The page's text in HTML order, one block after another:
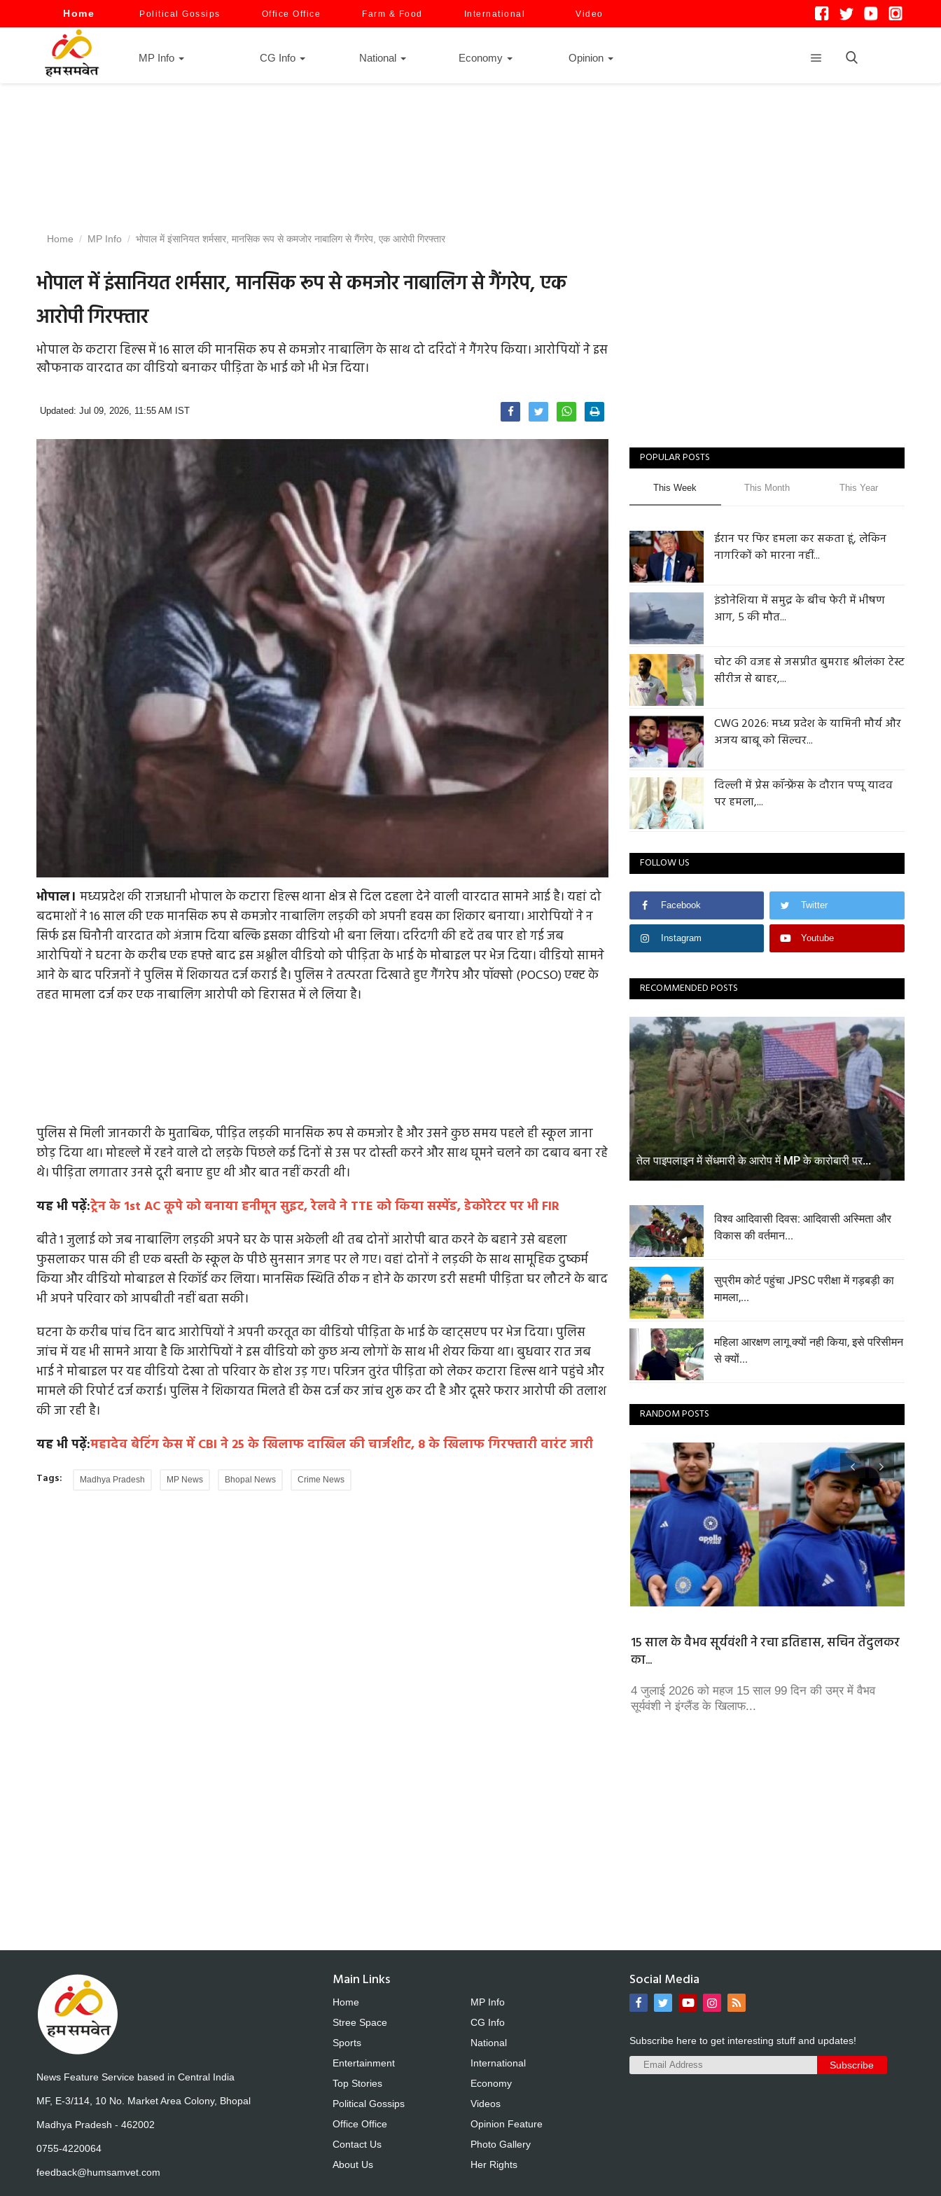
Home Political Gossips Office Office Farm & Food International Video
MP Info CG Info National Economy Opinion
Home MP Info भोपाल में इंसानियत शर्मसार, मानसिक रूप से कमजोर नाबालिग से गैंगरेप, एक आरोपी गिरफ्तार
भोपाल में इंसानियत शर्मसार, मानसिक रूप से कमजोर नाबालिग से गैंगरेप, एक
आरोपी गिरफ्तार
भोपाल के कटारा हिल्स में 16 साल की मानसिक रूप से कमजोर नाबालिग के साथ दो दरिंदों ने गैंगरेप किया। आरोपियों ने इस
खौफनाक वारदात का वीडियो बनाकर पीड़िता के भाई को भी भेज दिया।
Updated: Jul 09, 2026, 11:55 AM IST
भोपाल। मध्यप्रदेश की राजधानी भोपाल के कटारा हिल्स थाना क्षेत्र से दिल दहला देने वाली वारदात सामने आई है। यहां दो
बदमाशों ने 16 साल की एक मानसिक रूप से कमजोर नाबालिग लड़की को अपनी हवस का शिकार बनाया। आरोपियों ने न
सिर्फ इस घिनौनी वारदात को अंजाम दिया बल्कि इसका वीडियो भी बना लिया। दरिंदगी की हदें तब पार हो गई जब
आरोपियों ने घटना के करीब एक हफ्ते बाद इस अश्लील वीडियो को पीड़िता के भाई के मोबाइल पर भेज दिया। वीडियो सामने
आने के बाद परिजनों ने पुलिस में शिकायत दर्ज कराई है। पुलिस ने तत्परता दिखाते हुए गैंगरेप और पॉक्सो (POCSO) एक्ट के
तहत मामला दर्ज कर एक नाबालिग आरोपी को हिरासत में ले लिया है।
पुलिस से मिली जानकारी के मुताबिक, पीड़ित लड़की मानसिक रूप से कमजोर है और उसने कुछ समय पहले ही स्कूल जाना
छोड़ दिया था। मोहल्ले में रहने वाले दो लड़के पिछले कई दिनों से उस पर दोस्ती करने और साथ घूमने चलने का दबाव बना रहे
थे। पीड़िता लगातार उनसे दूरी बनाए हुए थी और बात नहीं करती थी।
यह भी पढ़ें:ट्रेन के 1st AC कूपे को बनाया हनीमून सुइट, रेलवे ने TTE को किया सस्पेंड, डेकोरेटर पर भी FIR
बीते 1 जुलाई को जब नाबालिग लड़की अपने घर के पास अकेली थी तब दोनों आरोपी बात करने के बहाने उसे बहला
फुसलाकर पास की ही एक बस्ती के स्कूल के पीछे सुनसान जगह पर ले गए। वहां दोनों ने लड़की के साथ सामूहिक दुष्कर्म
किया और वीडियो मोबाइल से रिकॉर्ड कर लिया। मानसिक स्थिति ठीक न होने के कारण डरी सहमी पीड़िता घर लौटने के बाद
भी अपने परिवार को आपबीती नहीं बता सकी।
घटना के करीब पांच दिन बाद आरोपियों ने अपनी करतूत का वीडियो पीड़िता के भाई के व्हाट्सएप पर भेज दिया। पुलिस
जांच में यह भी सामने आया है कि आरोपियों ने इस वीडियो को कुछ अन्य लोगों के साथ भी शेयर किया था। बुधवार रात जब
भाई ने मोबाइल पर यह वीडियो देखा तो परिवार के होश उड़ गए। परिजन तुरंत पीड़िता को लेकर कटारा हिल्स थाने पहुंचे और
मामले की रिपोर्ट दर्ज कराई। पुलिस ने शिकायत मिलते ही केस दर्ज कर जांच शुरू कर दी है और दूसरे फरार आरोपी की तलाश
की जा रही है।
यह भी पढ़ें:महादेव बेटिंग केस में CBI ने 25 के खिलाफ दाखिल की चार्जशीट, 8 के खिलाफ गिरफ्तारी वारंट जारी
Tags: Madhya Pradesh MP News Bhopal News Crime News
POPULAR POSTS
This Week This Month This Year
ईरान पर फिर हमला कर सकता हूं, लेकिन
नागरिकों को मारना नहीं...
इंडोनेशिया में समुद्र के बीच फेरी में भीषण
आग, 5 की मौत...
चोट की वजह से जसप्रीत बुमराह श्रीलंका टेस्ट
सीरीज से बाहर,...
CWG 2026: मध्य प्रदेश के यामिनी मौर्य और
अजय बाबू को सिल्वर...
दिल्ली में प्रेस कॉन्फ्रेंस के दौरान पप्पू यादव
पर हमला,...
FOLLOW US
Facebook Twitter
Instagram Youtube
RECOMMENDED POSTS
तेल पाइपलाइन में सेंधमारी के आरोप में MP के कारोबारी पर...
विश्व आदिवासी दिवस: आदिवासी अस्मिता और
विकास की वर्तमान...
सुप्रीम कोर्ट पहुंचा JPSC परीक्षा में गड़बड़ी का
मामला,...
महिला आरक्षण लागू क्यों नही किया, इसे परिसीमन
से क्यों...
RANDOM POSTS
15 साल के वैभव सूर्यवंशी ने रचा इतिहास, सचिन तेंदुलकर
का...
4 जुलाई 2026 को महज 15 साल 99 दिन की उम्र में वैभव
सूर्यवंशी ने इंग्लैंड के खिलाफ...
News Feature Service based in Central India
MF, E-3/114, 10 No. Market Area Colony, Bhopal
Madhya Pradesh - 462002
0755-4220064
feedback@humsamvet.com
Main Links
Home
Stree Space
Sports
Entertainment
Top Stories
Political Gossips
Office Office
Contact Us
About Us
MP Info
CG Info
National
International
Economy
Videos
Opinion Feature
Photo Gallery
Her Rights
Social Media
Subscribe here to get interesting stuff and updates!